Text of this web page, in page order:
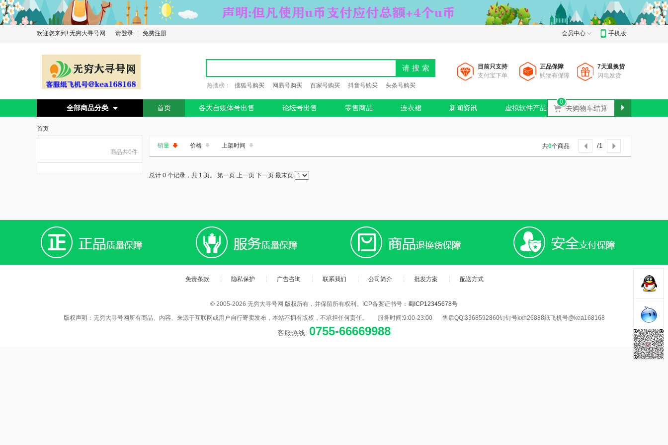
欢迎您来到! 无穷大寻号网 请登录 免费注册 会员中心 手机版
请搜索
热搜榜： 搜狐号购买 网易号购买 百家号购买 抖音号购买 头条号购买
目前只支持
支付宝下单
正品保障
购物有保障
7天退换货
闪电发货
全部商品分类  首页 各大自媒体号出售 论坛号出售 零售商品 连衣裙 新闻资讯 虚拟软件产品 广告服务
Ɲ 去购物车结算 
0
首页
商品共0件
销量 价格 上架时间 共0个商品  /1 
总计 0 个记录，共 1 页。 第一页 上一页 下一页 最末页
免责条款 隐私保护 广告咨询 联系我们 公司简介 批发方案 配送方式
© 2005-2026 无穷大寻号网 版权所有，并保留所有权利。ICP备案证书号： 蜀ICP12345678号
版权声明：无穷大寻号网所有商品、内容、来源于互联网或用户自行寄卖发布，本站不拥有版权，不承担任何责任。
服务时间:9:00-23:00 售后QQ:3368592860钉钉号kxh26888纸飞机号@kea168168
客服热线: 0755-66669988